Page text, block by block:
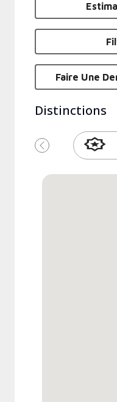
Faire Une
Distinctions
Précédent